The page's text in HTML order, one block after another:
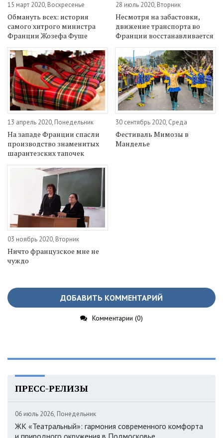
15 март 2020, Воскресенье
Обмануть всех: история
самого хитрого министра
Франции Жозефа Фуше
28 июль 2020, Вторник
Несмотря на забастовки,
движение транспорта во
Франции восстанавливается
13 апрель 2020, Понедельник
На западе Франции спасли
производство знаменитых
шарантезских тапочек
30 сентябрь 2020, Среда
Фестиваль Мимозы в
Манделье
03 ноябрь 2020, Вторник
Ничто французское мне не
чуждо
ДОБАВИТЬ КОММЕНТАРИЙ
Комментарии (0)
ПРЕСС-РЕЛИЗЫ
06 июль 2026, Понедельник
ЖК «Театральный»: гармония современного комфорта
и природного окружения в Подмосковье